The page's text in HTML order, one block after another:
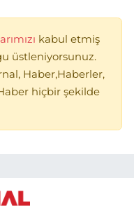
kabul etmiş
üstleniyorsunuz.
Haber,Haberler,
hiçbir şekilde